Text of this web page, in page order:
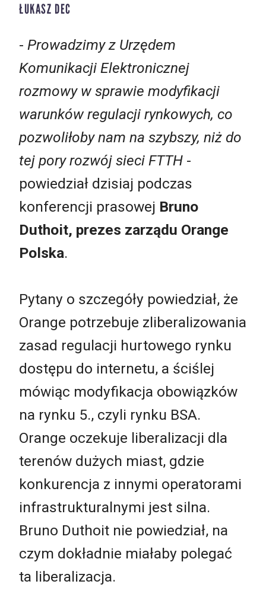
ŁUKASZ DEC
- Prowadzimy z Urzędem
Komunikacji Elektronicznej
rozmowy w sprawie modyfikacji
warunków regulacji rynkowych, co
pozwoliłoby nam na szybszy, niż do
tej pory rozwój sieci FTTH -
powiedział dzisiaj podczas
konferencji prasowej Bruno
Duthoit, prezes zarządu Orange
Polska.
Pytany o szczegóły powiedział, że
Orange potrzebuje zliberalizowania
zasad regulacji hurtowego rynku
dostępu do internetu, a ściślej
mówiąc modyfikacja obowiązków
na rynku 5., czyli rynku BSA.
Orange oczekuje liberalizacji dla
terenów dużych miast, gdzie
konkurencja z innymi operatorami
infrastrukturalnymi jest silna.
Bruno Duthoit nie powiedział, na
czym dokładnie miałaby polegać
ta liberalizacja.